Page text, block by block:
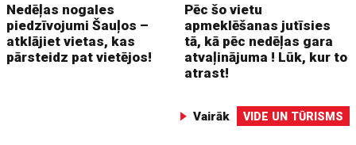
Nedēļas nogales
piedzīvojumi Šauļos –
atklājiet vietas, kas
pārsteidz pat vietējos!
Pēc šo vietu
apmeklēšanas jutīsies
tā, kā pēc nedēļas gara
atvaļinājuma ! Lūk, kur to
atrast!
Vairāk VIDE UN TŪRISMS